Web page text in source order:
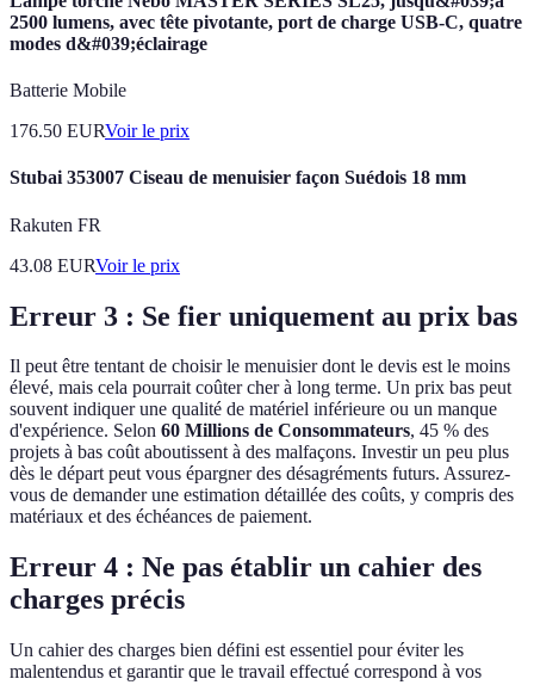
2500 lumens, avec tête pivotante, port de charge USB-C, quatre
modes d&#039;éclairage
Batterie Mobile
176.50 EURVoir le prix
Stubai 353007 Ciseau de menuisier façon Suédois 18 mm
Rakuten FR
43.08 EURVoir le prix
Erreur 3 : Se fier uniquement au prix bas
Il peut être tentant de choisir le menuisier dont le devis est le moins
élevé, mais cela pourrait coûter cher à long terme. Un prix bas peut
souvent indiquer une qualité de matériel inférieure ou un manque
d'expérience. Selon 60 Millions de Consommateurs, 45 % des
projets à bas coût aboutissent à des malfaçons. Investir un peu plus
dès le départ peut vous épargner des désagréments futurs. Assurez-
vous de demander une estimation détaillée des coûts, y compris des
matériaux et des échéances de paiement.
Erreur 4 : Ne pas établir un cahier des
charges précis
Un cahier des charges bien défini est essentiel pour éviter les
malentendus et garantir que le travail effectué correspond à vos